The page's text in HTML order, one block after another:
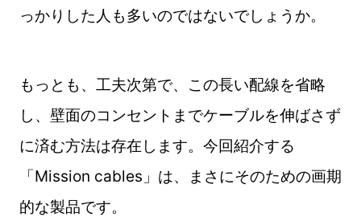
っかりした人も多いのではないでしょうか。
もっとも、工夫次第で、この長い配線を省略
し、壁面のコンセントまでケーブルを伸ばさず
に済む方法は存在します。今回紹介する
「Mission cables」は、まさにそのための画期
的な製品です。